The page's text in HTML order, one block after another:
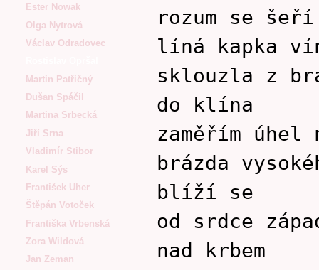
Ester Nowak
Olga Nytrová
Václav Odradovec
Martin Patřičný
Dušan Spáčil
Martina Srbecká
Jiří Srna
Vladimír Stibor
Karel Sýs
František Uher
Štěpán Votoček
Františka Vrbenská
Zora Wildová
Jan Zeman
rozum se šeří
líná kapka
sklouzla z
do klína
zaměřím úhel
brázda
blíží se
od srdce
nad krbem